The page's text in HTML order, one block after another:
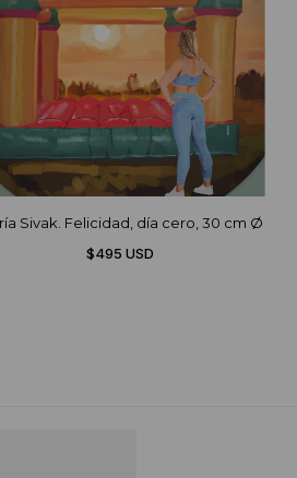
Sivak. Felicidad, día cero, 30 cm Ø
$495 USD